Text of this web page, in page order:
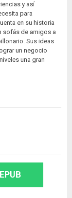
y así
para
en su historia
sofás de amigos a
Sus ideas
un negocio
una gran